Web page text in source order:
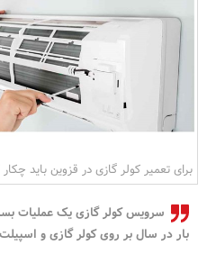
برای تعمیر کولر گازی در قزوین باید
بار در سال بر روی کولر گازی و